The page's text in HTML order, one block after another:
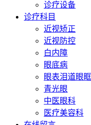
诊疗设备
诊疗科目
近视矫正
近视防控
白内障
眼底病
眼表泪道眼
青光眼
中医眼科
医疗美容科